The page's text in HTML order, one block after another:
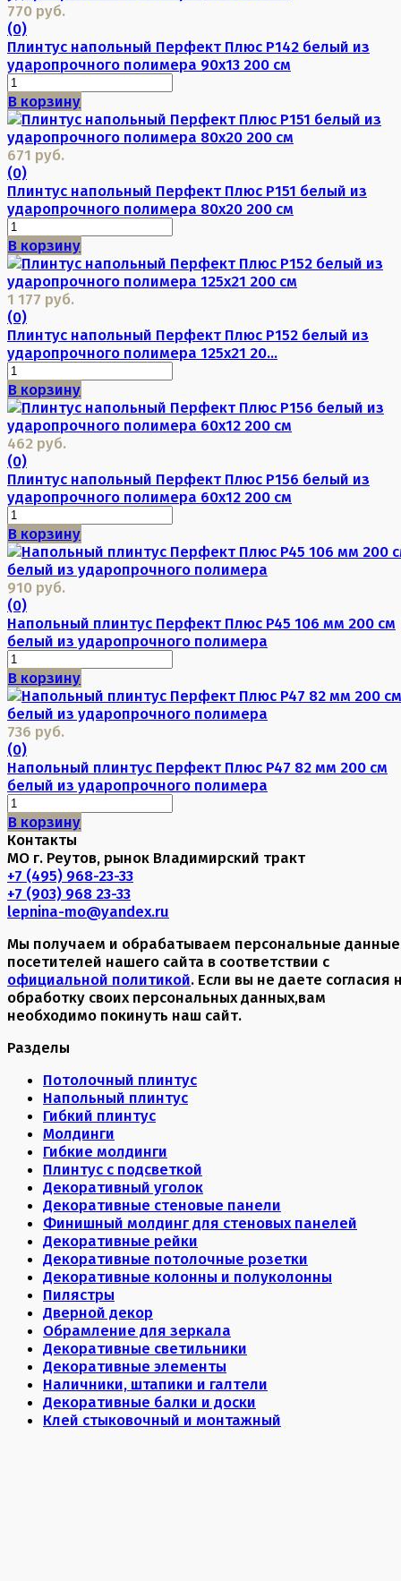
770 руб.
(0)
Плинтус напольный Перфект Плюс P142 белый из
ударопрочного полимера 90х13 200 см
В корзину
671 руб.
(0)
Плинтус напольный Перфект Плюс P151 белый из
ударопрочного полимера 80х20 200 см
В корзину
1 177 руб.
(0)
Плинтус напольный Перфект Плюс P152 белый из
ударопрочного полимера 125х21 20...
В корзину
462 руб.
(0)
Плинтус напольный Перфект Плюс P156 белый из
ударопрочного полимера 60х12 200 см
В корзину
910 руб.
(0)
Напольный плинтус Перфект Плюс P45 106 мм 200 см
белый из ударопрочного полимера
В корзину
736 руб.
(0)
Напольный плинтус Перфект Плюс P47 82 мм 200 см
белый из ударопрочного полимера
В корзину
Контакты
МО г. Реутов, рынок Владимирский тракт
+7 (495) 968-23-33
+7 (903) 968 23-33
lepnina-mo@yandex.ru
Мы получаем и обрабатываем персональные данные
посетителей нашего сайта в соответствии с
официальной политикой. Если вы не даете согласия
обработку своих персональных данных,вам
необходимо покинуть наш сайт.
Разделы
Потолочный плинтус
Напольный плинтус
Гибкий плинтус
Молдинги
Гибкие молдинги
Плинтус с подсветкой
Декоративный уголок
Декоративные стеновые панели
Финишный молдинг для стеновых панелей
Декоративные рейки
Декоративные потолочные розетки
Декоративные колонны и полуколонны
Пилястры
Дверной декор
Обрамление для зеркала
Декоративные светильники
Декоративные элементы
Наличники, штапики и галтели
Декоративные балки и доски
Клей стыковочный и монтажный